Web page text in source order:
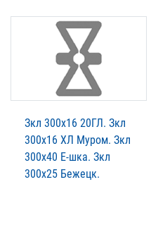
Зкл 300х16 20ГЛ. Зкл
300х16 ХЛ Муром. Зкл
300х40 Е-шка. Зкл
300х25 Бежецк.